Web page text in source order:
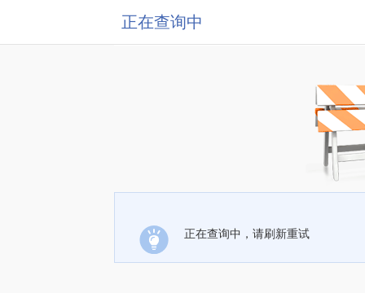
正在查询中
正在查询中，请刷新重试